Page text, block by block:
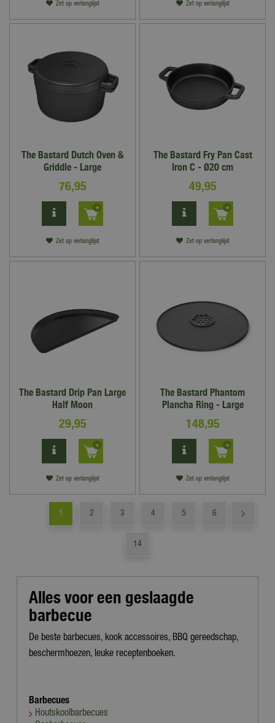
Zet op verlanglijst Zet op verlanglijst
The Bastard Dutch Oven &
Griddle - Large
76,95
Zet op verlanglijst
The Bastard Fry Pan Cast
Iron C - Ø20 cm
49,95
Zet op verlanglijst
The Bastard Drip Pan Large
Half Moon
29,95
Zet op verlanglijst
The Bastard Phantom
Plancha Ring - Large
148,95
Zet op verlanglijst
1 2 3 4 5 6
14
Alles voor een geslaagde
barbecue
De beste barbecues, kook accessoires, BBQ gereedschap,
beschermhoezen, leuke receptenboeken.
Barbecues
Houtskoolbarbecues